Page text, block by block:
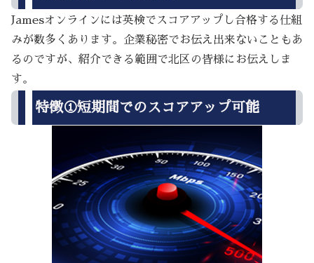
Jamesオンラインには英検でスコアアップし合格する仕組
みが数多くあります。企業秘密でお伝え出来ないこともあ
るのですが、紹介できる範囲で北区の皆様にお伝えしま
す。
特徴①短期間でのスコアアップ可能